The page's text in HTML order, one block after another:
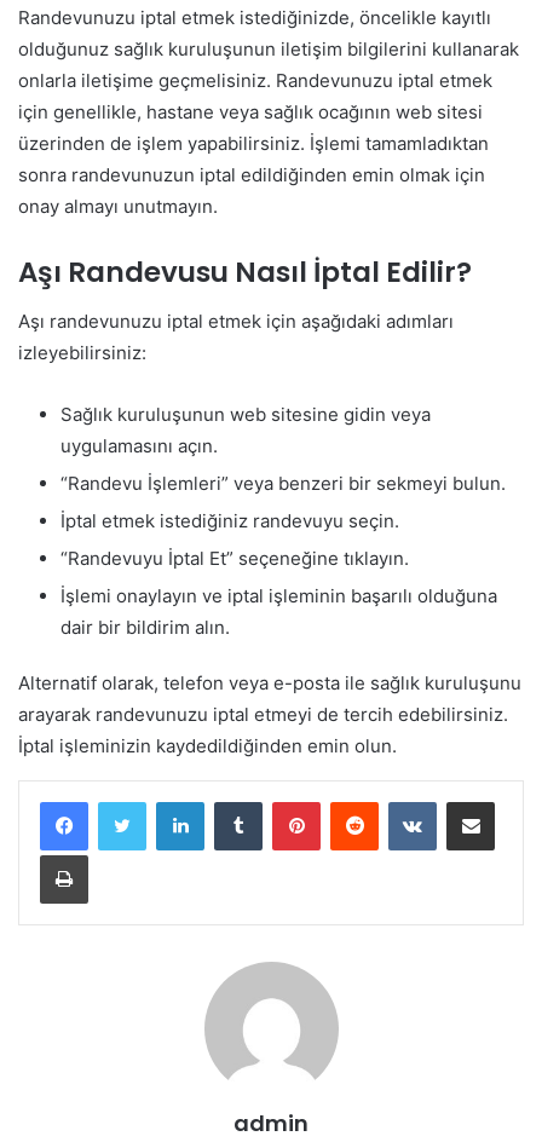
Randevunuzu iptal etmek istediğinizde, öncelikle kayıtlı
olduğunuz sağlık kuruluşunun iletişim bilgilerini kullanarak
onlarla iletişime geçmelisiniz. Randevunuzu iptal etmek
için genellikle, hastane veya sağlık ocağının web sitesi
üzerinden de işlem yapabilirsiniz. İşlemi tamamladıktan
sonra randevunuzun iptal edildiğinden emin olmak için
onay almayı unutmayın.
Aşı Randevusu Nasıl İptal Edilir?
Aşı randevunuzu iptal etmek için aşağıdaki adımları
izleyebilirsiniz:
Sağlık kuruluşunun web sitesine gidin veya
uygulamasını açın.
“Randevu İşlemleri” veya benzeri bir sekmeyi bulun.
İptal etmek istediğiniz randevuyu seçin.
“Randevuyu İptal Et” seçeneğine tıklayın.
İşlemi onaylayın ve iptal işleminin başarılı olduğuna
dair bir bildirim alın.
Alternatif olarak, telefon veya e-posta ile sağlık kuruluşunu
arayarak randevunuzu iptal etmeyi de tercih edebilirsiniz.
İptal işleminizin kaydedildiğinden emin olun.
LinkedInTumblr PinterestReddit VKontakteE-Posta ile paylaş
Yazdır
admin